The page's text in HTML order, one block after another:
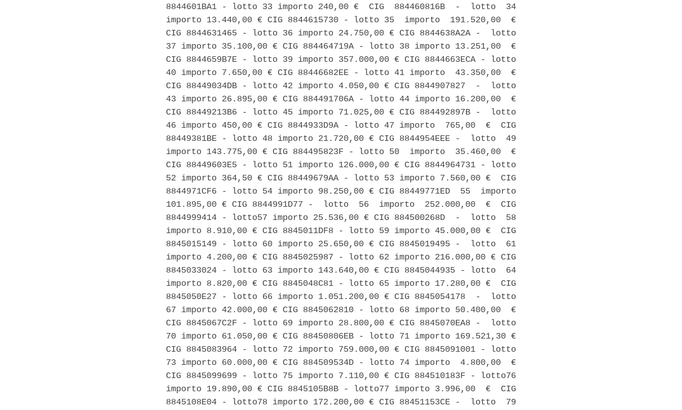
8844601BA1 - lotto 33 importo 240,00 €  CIG  884460816B  -  lotto  34
importo 13.440,00 € CIG 8844615730 - lotto 35  importo  191.520,00  €
CIG 8844631465 - lotto 36 importo 24.750,00 € CIG 8844638A2A -  lotto
37 importo 35.100,00 € CIG 884464719A - lotto 38 importo 13.251,00  €
CIG 8844659B7E - lotto 39 importo 357.000,00 € CIG 8844663ECA - lotto
40 importo 7.650,00 € CIG 88446682EE - lotto 41 importo  43.350,00  €
CIG 88449034DB - lotto 42 importo 4.050,00 € CIG 8844907827  -  lotto
43 importo 26.895,00 € CIG 884491706A - lotto 44 importo 16.200,00  €
CIG 88449213B6 - lotto 45 importo 71.025,00 € CIG 884492897B -  lotto
46 importo 450,00 € CIG 8844933D9A - lotto 47 importo  765,00  €  CIG
88449381BE - lotto 48 importo 21.720,00 € CIG 8844954EEE -  lotto  49
importo 143.775,00 € CIG 884495823F - lotto 50  importo  35.460,00  €
CIG 88449603E5 - lotto 51 importo 126.000,00 € CIG 8844964731 - lotto
52 importo 364,50 € CIG 88449679AA - lotto 53 importo 7.560,00 €  CIG
8844971CF6 - lotto 54 importo 98.250,00 € CIG 88449771ED  55  importo
101.895,00 € CIG 8844991D77 -  lotto  56  importo  252.000,00  €  CIG
8844999414 - lotto57 importo 25.536,00 € CIG 884500268D  -  lotto  58
importo 8.910,00 € CIG 8845011DF8 - lotto 59 importo 45.000,00 €  CIG
8845015149 - lotto 60 importo 25.650,00 € CIG 8845019495 -  lotto  61
importo 4.200,00 € CIG 8845025987 - lotto 62 importo 216.000,00 € CIG
8845033024 - lotto 63 importo 143.640,00 € CIG 8845044935 - lotto  64
importo 8.820,00 € CIG 8845048C81 - lotto 65 importo 17.280,00 €  CIG
8845050E27 - lotto 66 importo 1.051.200,00 € CIG 8845054178  -  lotto
67 importo 42.000,00 € CIG 8845062810 - lotto 68 importo 50.400,00  €
CIG 8845067C2F - lotto 69 importo 28.800,00 € CIG 8845070EA8 -  lotto
70 importo 61.050,00 € CIG 88450806EB - lotto 71 importo 169.521,30 €
CIG 8845083964 - lotto 72 importo 759.000,00 € CIG 8845091001 - lotto
73 importo 60.000,00 € CIG 884509534D - lotto 74 importo  4.800,00  €
CIG 8845099699 - lotto 75 importo 7.110,00 € CIG 884510183F - lotto76
importo 19.890,00 € CIG 8845105B8B - lotto77 importo 3.996,00  €  CIG
8845108E04 - lotto78 importo 172.200,00 € CIG 88451153CE -  lotto  79